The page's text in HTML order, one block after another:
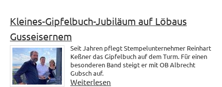
Kleines-Gipfelbuch-Jubiläum auf Löbaus
Gusseisernem
Seit Jahren pflegt Stempelunternehmer Reinhart
Keßner das Gipfelbuch auf dem Turm. Für einen
besonderen Band steigt er mit OB Albrecht
Gubsch auf.
Weiterlesen